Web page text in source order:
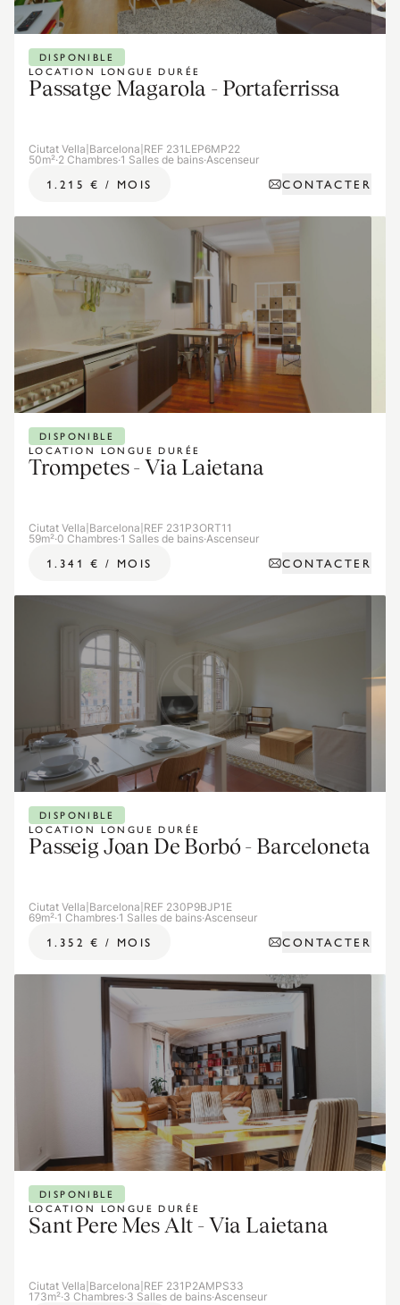
LOCATION LONGUE DURÉE
DISPONIBLE
Passatge Magarola - Portaferrissa
Ciutat Vella Barcelona REF 231LEP6MP22
50m²·2 Chambres·1 Salles de bains·Ascenseur
1.215 € / MOIS CONTACTER
LOCATION LONGUE DURÉE
DISPONIBLE
Trompetes - Via Laietana
Ciutat Vella Barcelona REF 231P3ORT11
59m²·0 Chambres·1 Salles de bains·Ascenseur
1.341 € / MOIS CONTACTER
LOCATION LONGUE DURÉE
DISPONIBLE
Passeig Joan De Borbó - Barceloneta
Ciutat Vella Barcelona REF 230P9BJP1E
69m²·1 Chambres·1 Salles de bains·Ascenseur
1.352 € / MOIS CONTACTER
LOCATION LONGUE DURÉE
DISPONIBLE
Sant Pere Mes Alt - Via Laietana
Ciutat Vella Barcelona REF 231P2AMPS33
173m²·3 Chambres·3 Salles de bains·Ascenseur